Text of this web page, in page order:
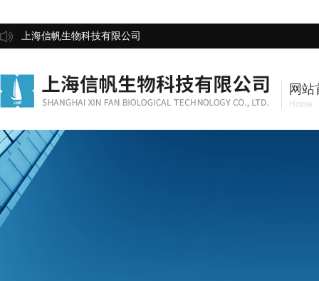
上海信帆生物科技有限公司
网站
Home